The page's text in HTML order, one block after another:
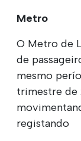
Metro
O Metro de
de
mesmo
trimestre
registando